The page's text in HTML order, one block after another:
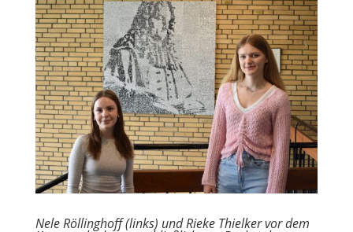
Nele Röllinghoff (links) und Rieke Thielker vor dem